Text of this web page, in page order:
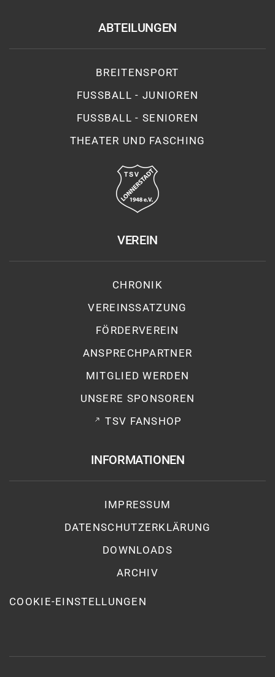
ABTEILUNGEN
BREITENSPORT
FUSSBALL - JUNIOREN
FUSSBALL - SENIOREN
THEATER UND FASCHING
VEREIN
CHRONIK
VEREINSSATZUNG
FÖRDERVEREIN
ANSPRECHPARTNER
MITGLIED WERDEN
UNSERE SPONSOREN
TSV FANSHOP
INFORMATIONEN
IMPRESSUM
DATENSCHUTZ­ERKLÄRUNG
DOWNLOADS
ARCHIV
COOKIE-EINSTELLUNGEN